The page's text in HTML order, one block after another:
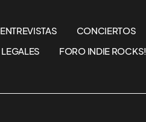
ENTREVISTAS CONCIERTOS
LEGALES FORO INDIE ROCKS!